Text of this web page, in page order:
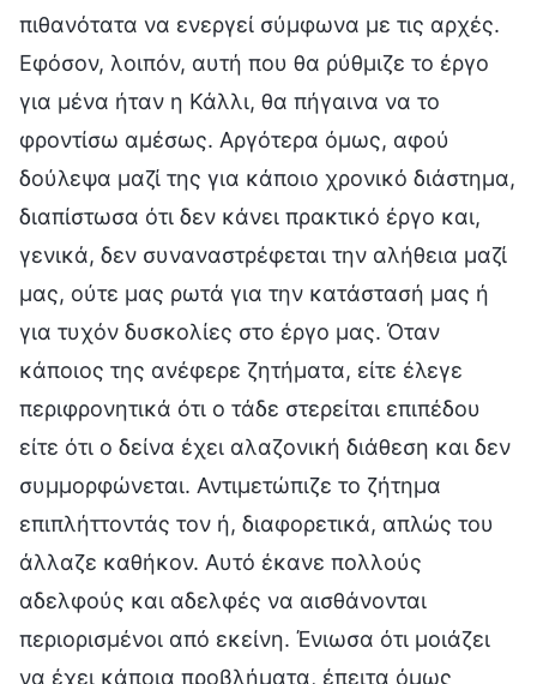
πιθανότατα να ενεργεί σύμφωνα με τις αρχές.
Εφόσον, λοιπόν, αυτή που θα ρύθμιζε το έργο
για μένα ήταν η Κάλλι, θα πήγαινα να το
φροντίσω αμέσως. Αργότερα όμως, αφού
δούλεψα μαζί της για κάποιο χρονικό διάστημα,
διαπίστωσα ότι δεν κάνει πρακτικό έργο και,
γενικά, δεν συναναστρέφεται την αλήθεια μαζί
μας, ούτε μας ρωτά για την κατάστασή μας ή
για τυχόν δυσκολίες στο έργο μας. Όταν
κάποιος της ανέφερε ζητήματα, είτε έλεγε
περιφρονητικά ότι ο τάδε στερείται επιπέδου
είτε ότι ο δείνα έχει αλαζονική διάθεση και δεν
συμμορφώνεται. Αντιμετώπιζε το ζήτημα
επιπλήττοντάς τον ή, διαφορετικά, απλώς του
άλλαζε καθήκον. Αυτό έκανε πολλούς
αδελφούς και αδελφές να αισθάνονται
περιορισμένοι από εκείνη. Ένιωσα ότι μοιάζει
να έχει κάποια προβλήματα, έπειτα όμως